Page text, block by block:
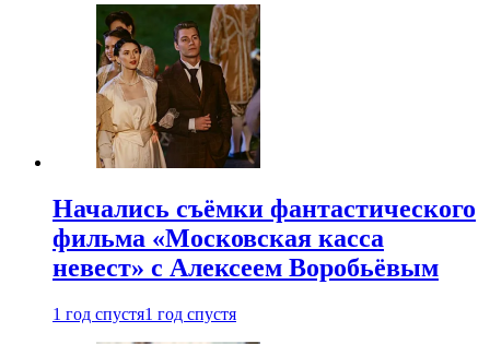
Начались съёмки фантастического
фильма «Московская касса
невест» с Алексеем Воробьёвым
1 год спустя1 год спустя